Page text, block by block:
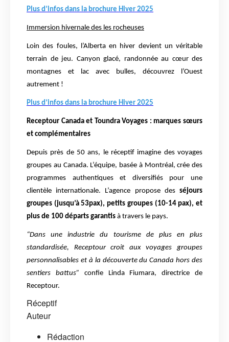
Plus d’infos dans la brochure Hiver 2025
Immersion hivernale des les rocheuses
Loin des foules, l’Alberta en hiver devient un véritable
terrain de jeu. Canyon glacé, randonnée au cœur des
montagnes et lac avec bulles, découvrez l’Ouest
autrement !
Plus d’infos dans la brochure Hiver 2025
Receptour Canada et Toundra Voyages : marques sœurs
et complémentaires
Depuis près de 50 ans, le réceptif imagine des voyages
groupes au Canada. L’équipe, basée à Montréal, crée des
programmes authentiques et diversifiés pour une
clientèle internationale. L’agence propose des séjours
groupes (jusqu’à53pax), petits groupes (10-14 pax), et
plus de 100 départs garantis à travers le pays.
“Dans une industrie du tourisme de plus en plus
standardisée, Receptour croit aux voyagesgroupes
personnalisables et à la découverte du Canada hors des
sentiers battus” confie Linda Fiumara, directrice de
Receptour.
Réceptif
Auteur
Rédaction